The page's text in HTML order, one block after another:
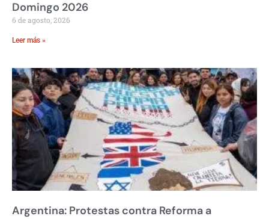
Domingo 2026
6 de agosto, 2026
Leer más »
Argentina: Protestas contra Reforma a